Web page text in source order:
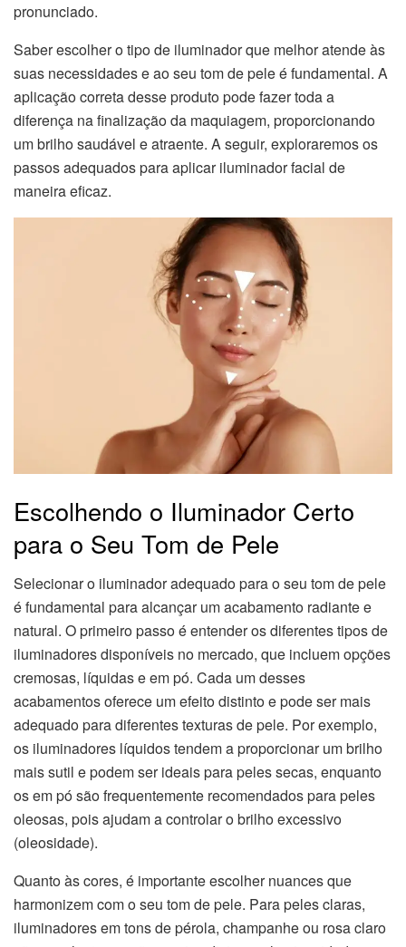
pronunciado.
Saber escolher o tipo de iluminador que melhor atende às
suas necessidades e ao seu tom de pele é fundamental. A
aplicação correta desse produto pode fazer toda a
diferença na finalização da maquiagem, proporcionando
um brilho saudável e atraente. A seguir, exploraremos os
passos adequados para aplicar iluminador facial de
maneira eficaz.
Escolhendo o Iluminador Certo
para o Seu Tom de Pele
Selecionar o iluminador adequado para o seu tom de pele
é fundamental para alcançar um acabamento radiante e
natural. O primeiro passo é entender os diferentes tipos de
iluminadores disponíveis no mercado, que incluem opções
cremosas, líquidas e em pó. Cada um desses
acabamentos oferece um efeito distinto e pode ser mais
adequado para diferentes texturas de pele. Por exemplo,
os iluminadores líquidos tendem a proporcionar um brilho
mais sutil e podem ser ideais para peles secas, enquanto
os em pó são frequentemente recomendados para peles
oleosas, pois ajudam a controlar o brilho excessivo
(oleosidade).
Quanto às cores, é importante escolher nuances que
harmonizem com o seu tom de pele. Para peles claras,
iluminadores em tons de pérola, champanhe ou rosa claro